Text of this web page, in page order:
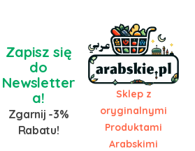
Sklep z
oryginalnymi
Produktami
Arabskimi
Zapisz się
do
Newsletter
a!
Zgarnij -3%
Rabatu!